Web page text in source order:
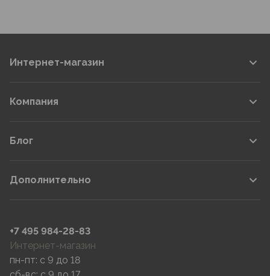
Интернет-магазин
Компания
Блог
Дополнительно
+7 495 984-28-83
Интернет-магазин
пн-пт: c 9 до 18